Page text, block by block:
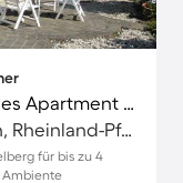
Familienfreundliches gemütliches Apartment mit Grill und Terrasse | Haustiere sind willkommen
Koppelberg, Traben-Trarbach, Rheinland-Pfalz
für bis zu 4
Ambiente